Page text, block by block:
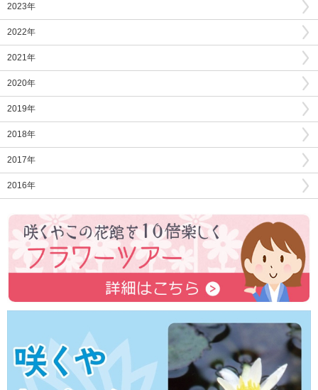
2023年
2022年
2021年
2020年
2019年
2018年
2017年
2016年